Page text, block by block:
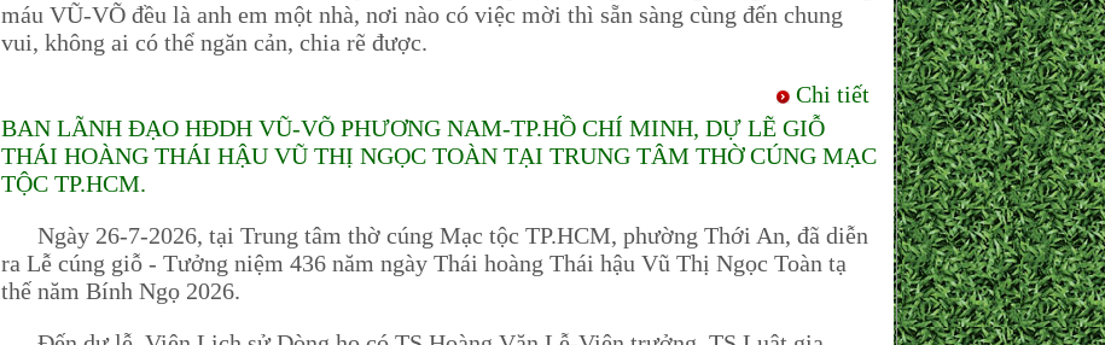
máu VŨ-VÕ đều là anh em một nhà, nơi nào có việc mời thì sẵn sàng cùng đến chung
vui, không ai có thể ngăn cản, chia rẽ được.
Chi tiết
BAN LÃNH ĐẠO HĐDH VŨ-VÕ PHƯƠNG NAM-TP.HỒ CHÍ MINH, DỰ LẼ GIỖ
THÁI HOÀNG THÁI HẬU VŨ THỊ NGỌC TOÀN TẠI TRUNG TÂM THỜ CÚNG MẠC
TỘC TP.HCM.
Ngày 26-7-2026, tại Trung tâm thờ cúng Mạc tộc TP.HCM, phường Thới An, đã diễn
ra Lễ cúng giỗ - Tưởng niệm 436 năm ngày Thái hoàng Thái hậu Vũ Thị Ngọc Toàn tạ
thế năm Bính Ngọ 2026.